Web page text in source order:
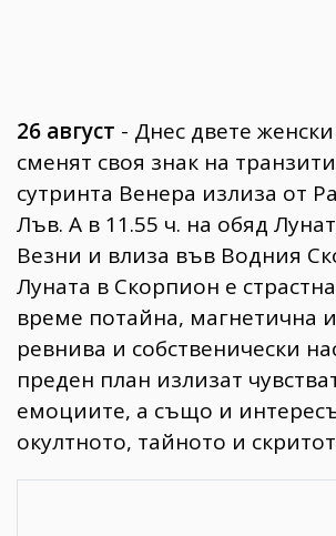
26 август - Днес двете
сменят своя знак на
сутринта Венера излиза от
Лъв. А в 11.55 ч. на обяд
Везни и влиза във Водния
Луната в Скорпион е
време потайна, магнетична
ревнива и собственически
преден план излизат
емоциите, а също и
окултното, тайното и